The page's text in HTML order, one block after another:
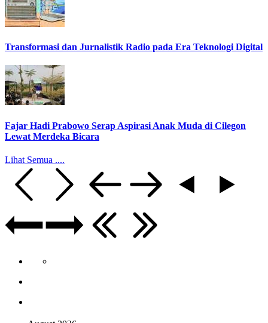
Transformasi dan Jurnalistik Radio pada Era Teknologi Digital
Fajar Hadi Prabowo Serap Aspirasi Anak Muda di Cilegon
Lewat Merdeka Bicara
Lihat Semua ....